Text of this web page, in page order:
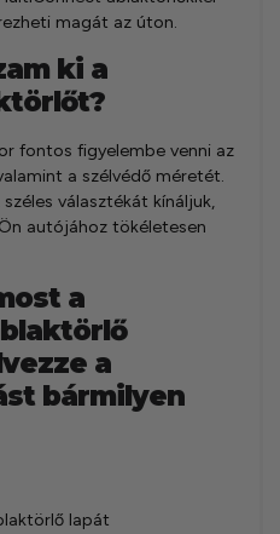
magát az úton.
ki a
fontos figyelembe venni az
a szélvédő méretét.
választékát kínáljuk,
autójához tökéletesen
a
a
bármilyen
lapát